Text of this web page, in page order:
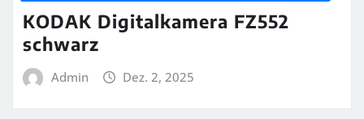
KODAK Digitalkamera FZ552
schwarz
Admin Dez. 2, 2025